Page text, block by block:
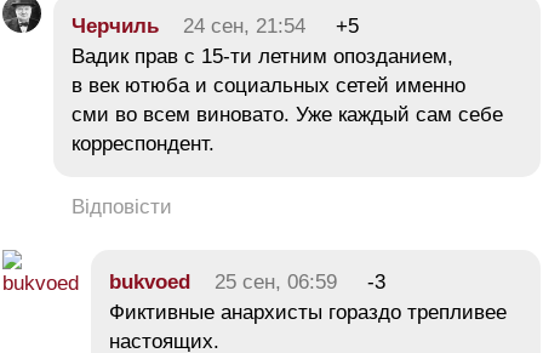
Черчиль 24 сен, 21:54
+5
Вадик прав с 15-ти летним опозданием,
в век ютюба и социальных сетей именно
сми во всем виновато. Уже каждый сам себе
корреспондент.
Відповісти
bukvoed 25 сен, 06:59
-3
Фиктивные анархисты гораздо трепливее
настоящих.